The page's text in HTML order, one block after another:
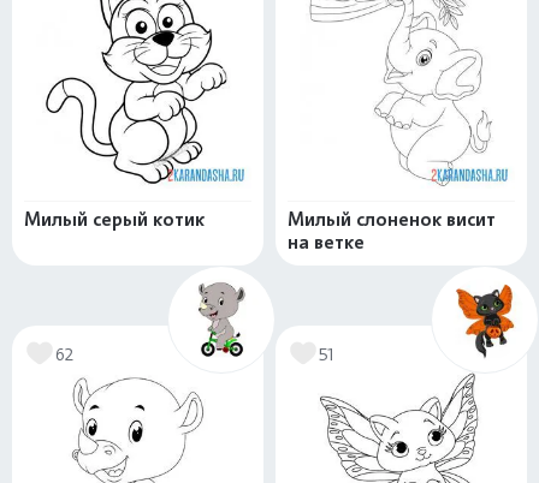
Милый серый котик
Милый слоненок висит
на ветке
62 51